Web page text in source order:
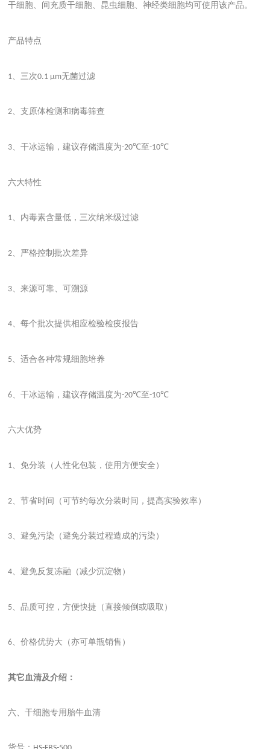
干细胞、间充质干细胞、昆虫细胞、神经类细胞均可使用该产品。
产品特点
1 、三次0.1 μm无菌过滤
2、支原体检测和病毒筛查
3、干冰运输，建议存储温度为-20℃至-10℃
六大特性
1、内毒素含量低，三次纳米级过滤
2、严格控制批次差异
3 、来源可靠、可溯源
4、每个批次提供相应检验检疫报告
5、适合各种常规细胞培养
6 、干冰运输，建议存储温度为-20℃至-10℃
六大优势
1、免分装（人性化包装，使用方便安全）
2 、节省时间（可节约每次分装时间，提高实验效率）
3、避免污染（避免分装过程造成的污染）
4、避免反复冻融（减少沉淀物）
5 、品质可控，方便快捷（直接倾倒或吸取）
6、价格优势大（亦可单瓶销售）
其它血清及介绍：
六、干细胞专用胎牛血清